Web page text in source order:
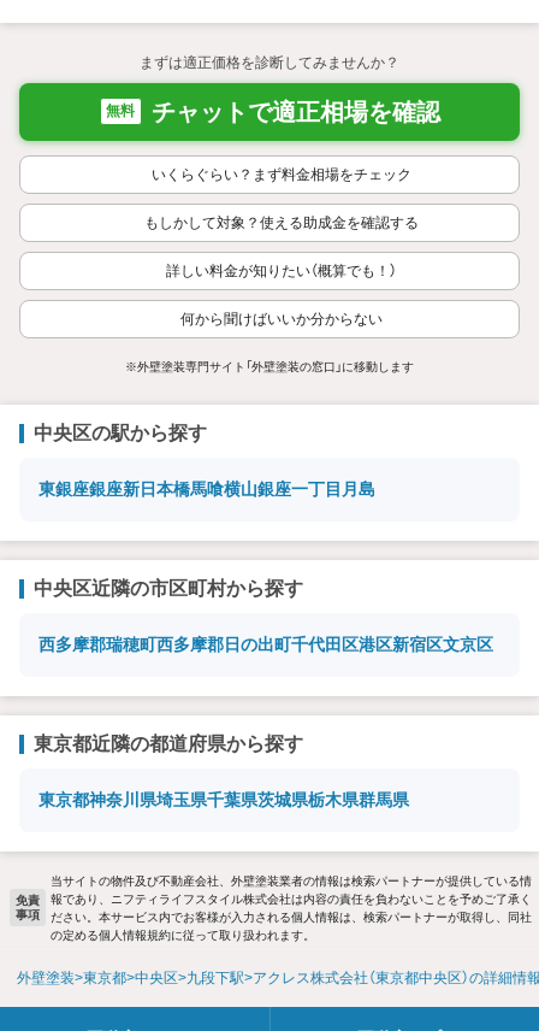
まずは適正価格を診断してみませんか？
無料 チャットで適正相場を確認
いくらぐらい？まず料金相場をチェック
もしかして対象？使える助成金を確認する
詳しい料金が知りたい（概算でも！）
何から聞けばいいか分からない
※外壁塗装専門サイト「外壁塗装の窓口」に移動します
中央区の駅から探す
東銀座銀座新日本橋馬喰横山銀座一丁目 月島
中央区近隣の市区町村から探す
西多摩郡瑞穂町西多摩郡日の出町千代田区港区新宿区文京区
東京都近隣の都道府県から探す
東京都神奈川県埼玉県千葉県茨城県栃木県群馬県
免責
事項
当サイトの物件及び不動産会社、外壁塗装業者の情報は検索パートナーが提供している情
報であり、ニフティライフスタイル株式会社は内容の責任を負わないことを予めご了承く
ださい。本サービス内でお客様が入力される個人情報は、検索パートナーが取得し、同社
の定める個人情報規約に従って取り扱われます。
外壁塗装 東京都 中央区 九段下駅 アクレス株式会社（東京都中央区）の詳細情